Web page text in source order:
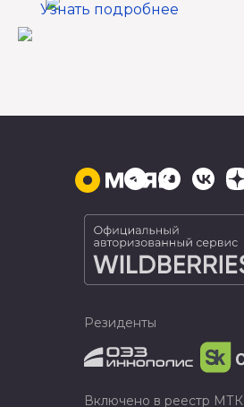
Узнать подробнее
Резиденты
Включено в реестр МТК